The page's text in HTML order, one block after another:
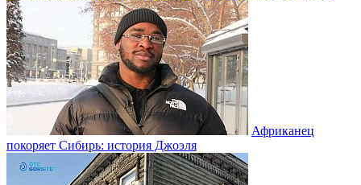
Африканец
покоряет Сибирь: история Джоэля